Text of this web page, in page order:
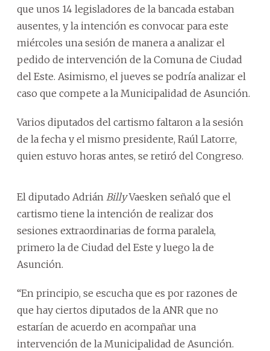
que unos 14 legisladores de la bancada estaban
ausentes, y la intención es convocar para este
miércoles una sesión de manera a analizar el
pedido de intervención de la Comuna de Ciudad
del Este. Asimismo, el jueves se podría analizar el
caso que compete a la Municipalidad de Asunción.
Varios diputados del cartismo faltaron a la sesión
de la fecha y el mismo presidente, Raúl Latorre,
quien estuvo horas antes, se retiró del Congreso.
El diputado Adrián BillyVaesken señaló que el
cartismo tiene la intención de realizar dos
sesiones extraordinarias de forma paralela,
primero la de Ciudad del Este y luego la de
Asunción.
“En principio, se escucha que es por razones de
que hay ciertos diputados de la ANR que no
estarían de acuerdo en acompañar una
intervención de la Municipalidad de Asunción.